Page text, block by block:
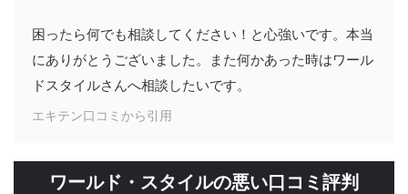
困ったら何でも相談してください！と心強いです。本当
にありがとうございました。また何かあった時はワール
ドスタイルさんへ相談したいです。
エキテン口コミから引用
ワールド・スタイルの悪い口コミ評判